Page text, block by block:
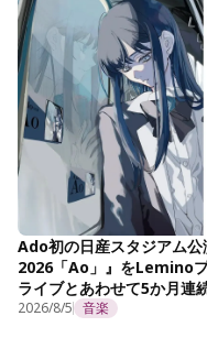
Ado初の日産スタジアム
2026「Ao」』をLemino
ライブとあわせて5か月連
2026/8/5 音楽